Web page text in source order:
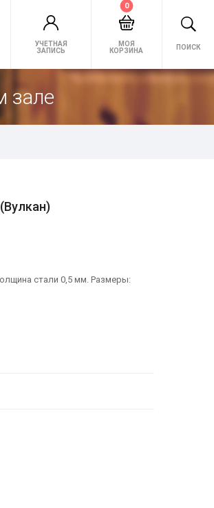
УЧЕТНАЯ
ЗАПИСЬ
МОЯ
КОРЗИНА
0
ПОИСК
зале
стали 0,5 мм. Размеры: